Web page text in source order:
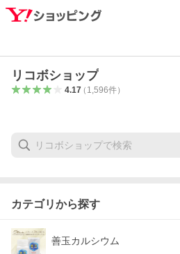
リコボショップ
4.17（ 1,596件）
カテゴリから探す
善玉カルシウム